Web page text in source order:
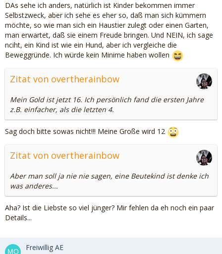
DAs sehe ich anders, natürlich ist Kinder bekommen immer
Selbstzweck, aber ich sehe es eher so, daß man sich kümmern
möchte, so wie man sich ein Haustier zulegt oder einen Garten,
man erwartet, daß sie einem Freude bringen. Und NEIN, ich sage
nciht, ein Kind ist wie ein Hund, aber ich vergleiche die
Beweggründe. Ich würde kein Minime haben wollen
Zitat von overtherainbow
Mein Gold ist jetzt 16. Ich persönlich fand die ersten Jahre
z.B. einfacher, als die letzten 4.
Sag doch bitte sowas nicht!!! Meine Große wird 12
Zitat von overtherainbow
Aber man soll ja nie nie sagen, eine Beutekind ist denke ich
was anderes...
Aha? Ist die Liebste so viel jünger? Mir fehlen da eh noch ein paar
Details...
Freiwillig AE